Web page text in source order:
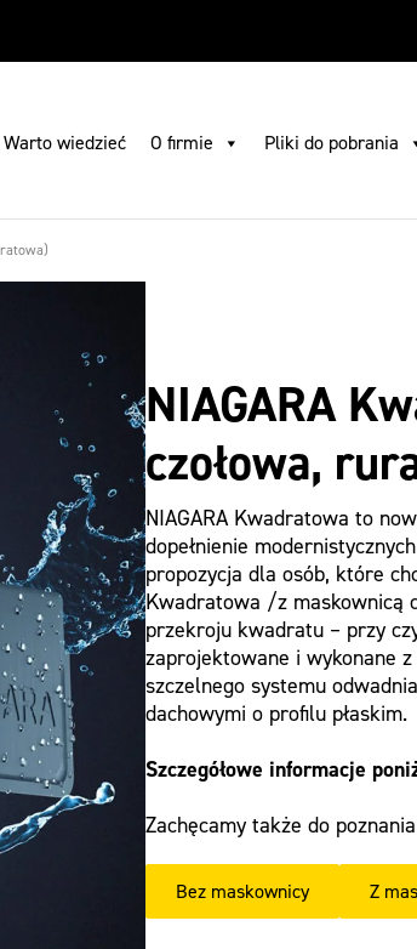
Warto wiedzieć O firmie Pliki do pobrania
NIAGARA
czołowa,
NIAGARA Kwadratowa to
dopełnienie
propozycja dla osób, które
Kwadratowa /z maskownicą
przekroju kwadratu – przy
zaprojektowane i wykonane
szczelnego systemu
dachowymi o profilu płaskim.
Szczegółowe informacje
Zachęcamy także do
Bez maskownicy Z